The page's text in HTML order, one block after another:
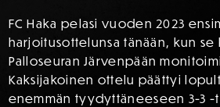
FC Haka pelasi vuoden 2023
harjoitusottelunsa tänään, kun se
Palloseuran Järvenpään
Kaksijakoinen ottelu päättyi
enemmän tyydyttäneeseen 3-3 -